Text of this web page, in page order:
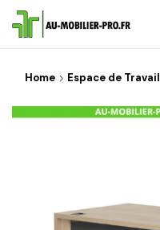
Home Espace de Travail